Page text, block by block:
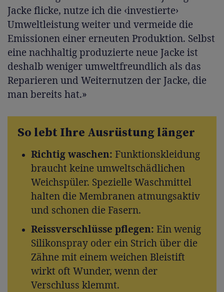
Jacke flicke, nutze ich die ‹investierte›
Umweltleistung weiter und vermeide die
Emissionen einer erneuten Produktion. Selbst
eine nachhaltig produzierte neue Jacke ist
deshalb weniger umweltfreundlich als das
Reparieren und Weiternutzen der Jacke, die
man bereits hat.»
So lebt Ihre Ausrüstung länger
Richtig waschen: Funktionskleidung
braucht keine umweltschädlichen
Weichspüler. Spezielle Waschmittel
halten die Membranen atmungsaktiv
und schonen die Fasern.
Reissverschlüsse pflegen: Ein wenig
Silikonspray oder ein Strich über die
Zähne mit einem weichen Bleistift
wirkt oft Wunder, wenn der
Verschluss klemmt.